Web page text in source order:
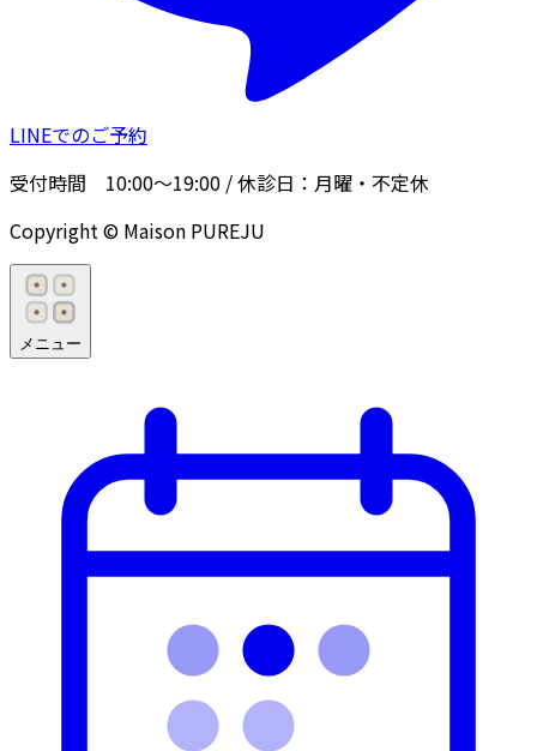
LINEでのご予約
受付時間 10:00〜19:00 / 休診日： 月曜・不定休
Copyright © Maison PUREJU
メニュー